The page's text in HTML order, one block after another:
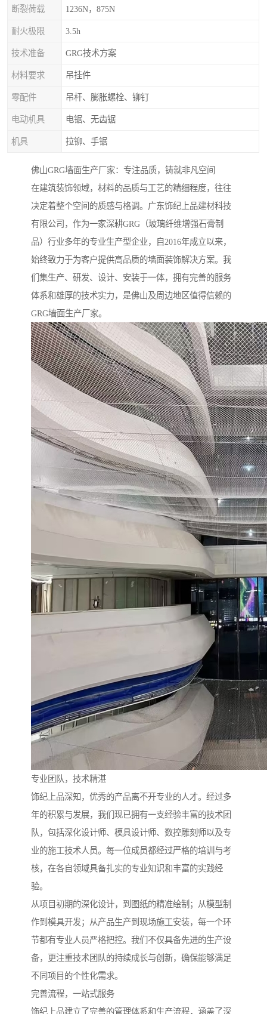
断裂荷载 1236N，875N
耐火极限 3.5h
技术准备 GRG技术方案
材料要求 吊挂件
零配件 吊杆、膨胀螺栓、铆钉
电动机具 电锯、无齿锯
机具 拉铆、手锯
佛山GRG墙面生产厂家：专注品质，铸就非凡空间
在建筑装饰领域，材料的品质与工艺的精细程度，往往
决定着整个空间的质感与格调。广东饰纪上品建材科技
有限公司，作为一家深耕GRG（玻璃纤维增强石膏制
品）行业多年的专业生产型企业，自2016年成立以来，
始终致力于为客户提供高品质的墙面装饰解决方案。我
们集生产、研发、设计、安装于一体，拥有完善的服务
体系和雄厚的技术实力，是佛山及周边地区值得信赖的
GRG墙面生产厂家。
专业团队，技术精湛
饰纪上品深知，优秀的产品离不开专业的人才。经过多
年的积累与发展，我们现已拥有一支经验丰富的技术团
队，包括深化设计师、模具设计师、数控雕刻师以及专
业的施工技术人员。每一位成员都经过严格的培训与考
核，在各自领域具备扎实的专业知识和丰富的实践经
验。
从项目初期的深化设计，到图纸的精准绘制；从模型制
作到模具开发；从产品生产到现场施工安装，每一个环
节都有专业人员严格把控。我们不仅具备先进的生产设
备，更注重技术团队的持续成长与创新，确保能够满足
不同项目的个性化需求。
完善流程，一站式服务
饰纪上品建立了完善的管理体系和生产流程，涵盖了深